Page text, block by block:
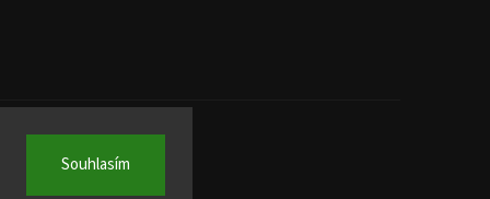
Souhlasím